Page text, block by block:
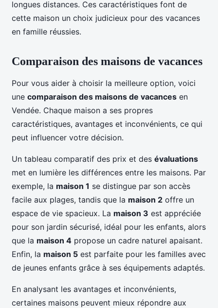
longues distances. Ces caractéristiques font de
cette maison un choix judicieux pour des vacances
en famille réussies.
Comparaison des maisons de vacances
Pour vous aider à choisir la meilleure option, voici
une comparaison des maisons de vacances en
Vendée. Chaque maison a ses propres
caractéristiques, avantages et inconvénients, ce qui
peut influencer votre décision.
Un tableau comparatif des prix et des évaluations
met en lumière les différences entre les maisons. Par
exemple, la maison 1 se distingue par son accès
facile aux plages, tandis que la maison 2 offre un
espace de vie spacieux. La maison 3 est appréciée
pour son jardin sécurisé, idéal pour les enfants, alors
que la maison 4 propose un cadre naturel apaisant.
Enfin, la maison 5 est parfaite pour les familles avec
de jeunes enfants grâce à ses équipements adaptés.
En analysant les avantages et inconvénients,
certaines maisons peuvent mieux répondre aux